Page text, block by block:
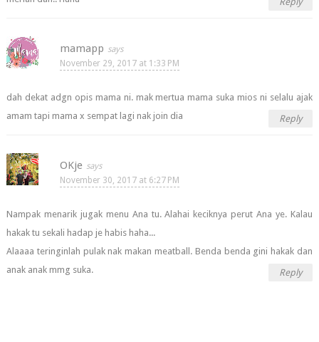
mamapp
November 29, 2017 at 1:33 PM
dah dekat adgn opis mama ni. mak mertua mama suka mios ni selalu ajak
amam tapi mama x sempat lagi nak join dia
Reply
OKje
November 30, 2017 at 6:27 PM
Nampak menarik jugak menu Ana tu. Alahai keciknya perut Ana ye. Kalau
hakak tu sekali hadap je habis haha...
Alaaaa teringinlah pulak nak makan meatball. Benda benda gini hakak dan
anak anak mmg suka.
Reply